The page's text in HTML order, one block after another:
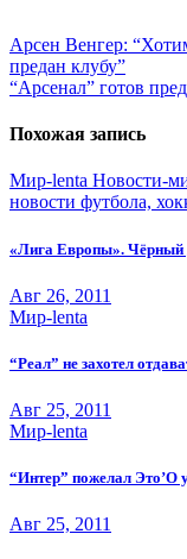
по
записям
Арсен Венгер:
предан клубу”
“Арсенал” готов
Похожая запись
Мир-lenta Новости-
новости футбола,
«Лига Европы». Чёрный
Авг 26, 2011
Мир-lenta
“Реал” не захотел
Авг 25, 2011
Мир-lenta
“Интер” пожелал Это’О
Авг 25, 2011